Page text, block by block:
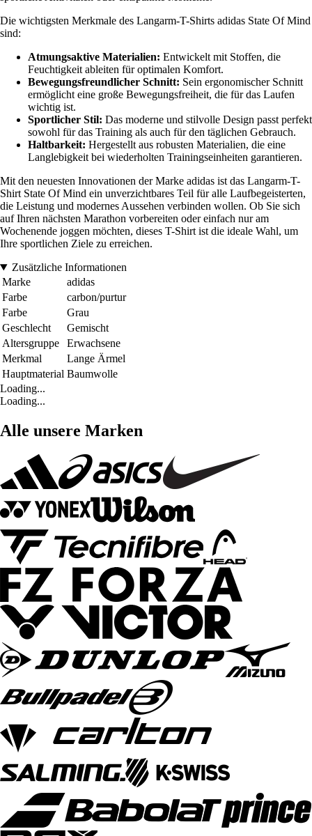
Die wichtigsten Merkmale des Langarm-T-Shirts adidas State Of Mind
sind:
Atmungsaktive Materialien: Entwickelt mit Stoffen, die
Feuchtigkeit ableiten für optimalen Komfort.
Bewegungsfreundlicher Schnitt: Sein ergonomischer Schnitt
ermöglicht eine große Bewegungsfreiheit, die für das Laufen
wichtig ist.
Sportlicher Stil: Das moderne und stilvolle Design passt perfekt
sowohl für das Training als auch für den täglichen Gebrauch.
Haltbarkeit: Hergestellt aus robusten Materialien, die eine
Langlebigkeit bei wiederholten Trainingseinheiten garantieren.
Mit den neuesten Innovationen der Marke adidas ist das Langarm-T-
Shirt State Of Mind ein unverzichtbares Teil für alle Laufbegeisterten,
die Leistung und modernes Aussehen verbinden wollen. Ob Sie sich
auf Ihren nächsten Marathon vorbereiten oder einfach nur am
Wochenende joggen möchten, dieses T-Shirt ist die ideale Wahl, um
Ihre sportlichen Ziele zu erreichen.
Zusätzliche Informationen
Marke
adidas
Farbe
carbon/purtur
Farbe
Grau
Geschlecht
Gemischt
Altersgruppe
Erwachsene
Merkmal
Lange Ärmel
Hauptmaterial Baumwolle
Loading...
Loading...
Alle unsere Marken